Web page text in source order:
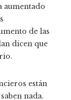
aumentado
de las
dicen que
están
nada.